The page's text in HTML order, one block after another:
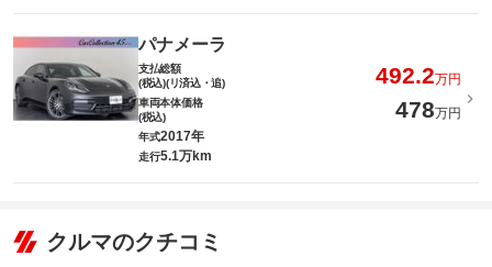
パナメーラ
支払総額
(税込)(リ済込・追)
492.2万円
車両本体価格
(税込)
478万円
年式2017年
走行5.1万km
クルマのクチコミ